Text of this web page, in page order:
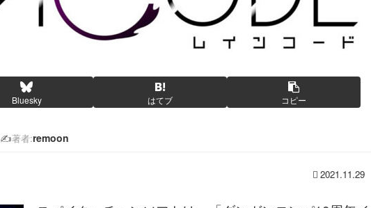
Bluesky はてブ コピー
✍️著者:remoon
2021.11.29